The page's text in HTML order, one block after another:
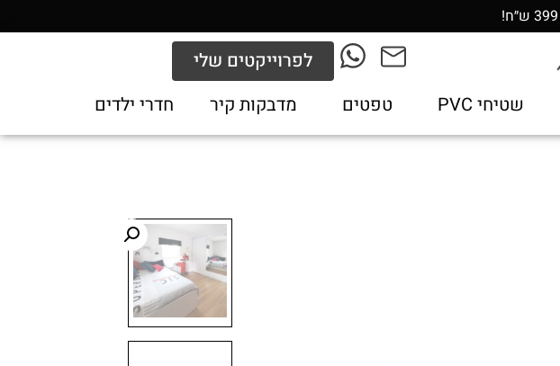
לפרוייקטים שלי
שטיחי PVC טפטים מדבקות קיר חדרי ילדים